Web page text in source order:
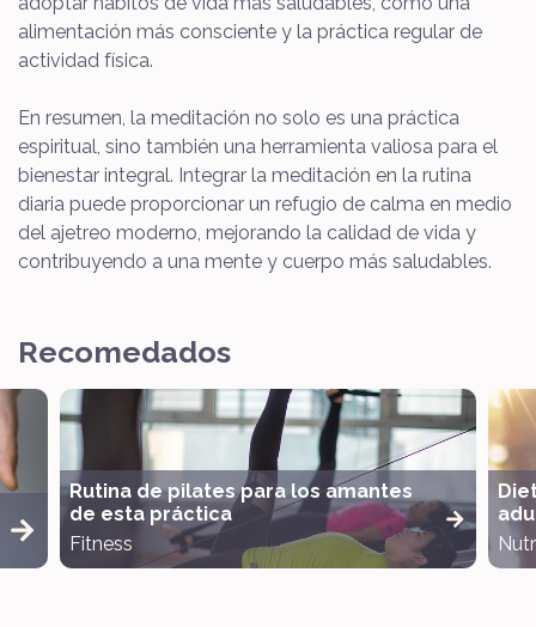
alimentación más consciente y la práctica regular de
actividad física.
En resumen, la meditación no solo es una práctica
espiritual, sino también una herramienta valiosa para el
bienestar integral. Integrar la meditación en la rutina
diaria puede proporcionar un refugio de calma en medio
del ajetreo moderno, mejorando la calidad de vida y
contribuyendo a una mente y cuerpo más saludables.
Recomedados
Rutina de pilates para los amantes
de esta práctica
Fitness